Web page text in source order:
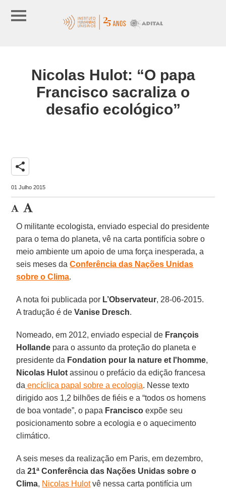
Nicolas Hulot: “O papa
Francisco sacraliza o
desafio ecológico”
share
01 Julho 2015
O militante ecologista, enviado especial do presidente
para o tema do planeta, vê na carta pontifícia sobre o
meio ambiente um apoio de uma força inesperada, a
seis meses daConferência das Nações Unidas
sobre o Clima.
A nota foi publicada por L’Observateur, 28-06-2015.
A tradução é deVanise Dresch.
Nomeado, em 2012, enviado especial de François
Hollande para o assunto da proteção do planeta e
presidente da Fondation pour la nature et l'homme,
Nicolas Hulot assinou o prefácio da edição francesa
da encíclica papal sobre a ecologia. Nesse texto
dirigido aos 1,2 bilhões de fiéis e a “todos os homens
de boa vontade”, o papa Francisco expõe seu
posicionamento sobre a ecologia e o aquecimento
climático.
A seis meses da realização em Paris, em dezembro,
da 21ª Conferência das Nações Unidas sobre o
Clima, Nicolas Hulotvê nessa carta pontifícia um